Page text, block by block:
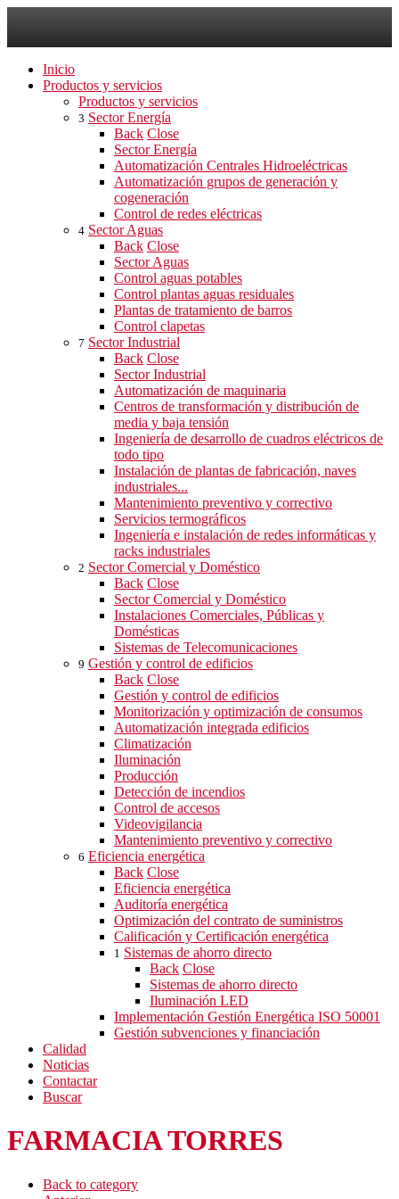
Inicio
Productos y servicios
Productos y servicios
3 Sector Energía
Back Close
Sector Energía
Automatización Centrales Hidroeléctricas
Automatización grupos de generación y
cogeneración
Control de redes eléctricas
4 Sector Aguas
Back Close
Sector Aguas
Control aguas potables
Control plantas aguas residuales
Plantas de tratamiento de barros
Control clapetas
7 Sector Industrial
Back Close
Sector Industrial
Automatización de maquinaria
Centros de transformación y distribución de
media y baja tensión
Ingeniería de desarrollo de cuadros eléctricos de
todo tipo
Instalación de plantas de fabricación, naves
industriales...
Mantenimiento preventivo y correctivo
Servicios termográficos
Ingeniería e instalación de redes informáticas y
racks industriales
2 Sector Comercial y Doméstico
Back Close
Sector Comercial y Doméstico
Instalaciones Comerciales, Públicas y
Domésticas
Sistemas de Telecomunicaciones
9 Gestión y control de edificios
Back Close
Gestión y control de edificios
Monitorización y optimización de consumos
Automatización integrada edificios
Climatización
Iluminación
Producción
Detección de incendios
Control de accesos
Videovigilancia
Mantenimiento preventivo y correctivo
6 Eficiencia energética
Back Close
Eficiencia energética
Auditoría energética
Optimización del contrato de suministros
Calificación y Certificación energética
1 Sistemas de ahorro directo
Back Close
Sistemas de ahorro directo
Iluminación LED
Implementación Gestión Energética ISO 50001
Gestión subvenciones y financiación
Calidad
Noticias
Contactar
Buscar
FARMACIA TORRES
Back to category